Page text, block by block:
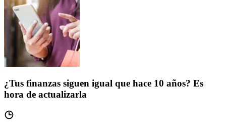
¿Tus finanzas siguen igual que hace 10 años? Es
hora de actualizarla